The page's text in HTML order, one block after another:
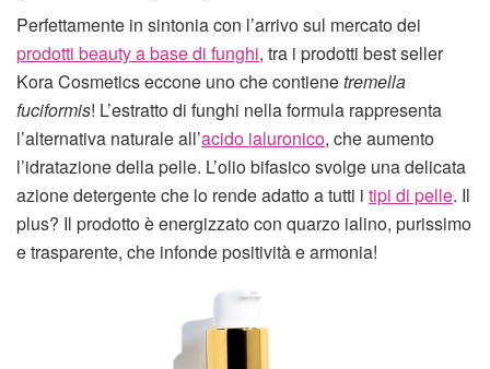
Perfettamente in sintonia con l’arrivo sul mercato dei
prodotti beauty a base di funghi, tra i prodotti best seller
Kora Cosmetics eccone uno che contienetremella
fuciformis! L’estratto di funghi nella formula rappresenta
l’alternativa naturale all’acido ialuronico, che aumento
l’idratazione della pelle. L’olio bifasico svolge una delicata
azione detergente che lo rende adatto a tutti i tipi di pelle. Il
plus? Il prodotto è energizzato con quarzo ialino, purissimo
e trasparente, che infonde positività e armonia!